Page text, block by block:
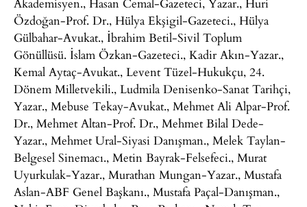
Özdoğan-Prof. Dr., Hülya Ekşigil-Gazeteci., Hülya
Gülbahar-Avukat., İbrahim Betil-Sivil Toplum
Gönüllüsü. İslam Özkan-Gazeteci., Kadir Akın-Yazar.,
Kemal Aytaç-Avukat., Levent Tüzel-Hukukçu, 24.
Dönem Milletvekili., Ludmila Denisenko-Sanat Tarihçi,
Yazar., Mebuse Tekay-Avukat., Mehmet Ali Alpar-Prof.
Dr., Mehmet Altan-Prof. Dr., Mehmet Bilal Dede-
Yazar., Mehmet Ural-Siyasi Danışman., Melek Taylan-
Belgesel Sinemacı., Metin Bayrak-Felsefeci., Murat
Uyurkulak-Yazar., Murathan Mungan-Yazar., Mustafa
Aslan-ABF Genel Başkanı., Mustafa Paçal-Danışman.,